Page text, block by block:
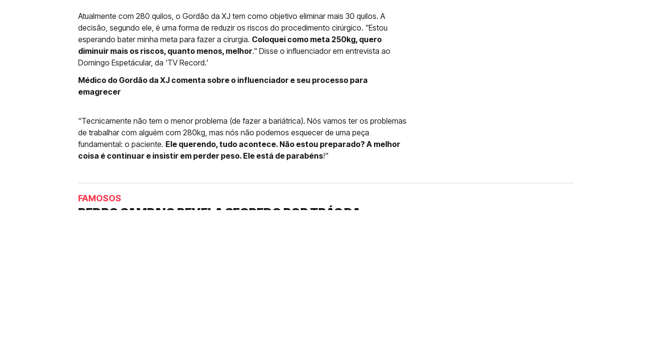
Atualmente com 280 quilos, o Gordão da XJ tem como objetivo eliminar mais 30 quilos. A
decisão, segundo ele, é uma forma de reduzir os riscos do procedimento cirúrgico. "Estou
esperando bater minha meta para fazer a cirurgia. Coloquei como meta 250kg, quero
diminuir mais os riscos, quanto menos, melhor." Disse o influenciador em entrevista ao
Domingo Espetácular, da 'TV Record.'
Médico do Gordão da XJ comenta sobre o influenciador e seu processo para
emagrecer
"Tecnicamente não tem o menor problema (de fazer a bariátrica). Nós vamos ter os problemas
de trabalhar com alguém com 280kg, mas nós não podemos esquecer de uma peça
fundamental: o paciente. Ele querendo, tudo acontece. Não estou preparado? A melhor
coisa é continuar e insistir em perder peso. Ele está de parabéns!"
FAMOSOS
PEDRO SAMPAIO REVELA SEGREDO POR TRÁS DA